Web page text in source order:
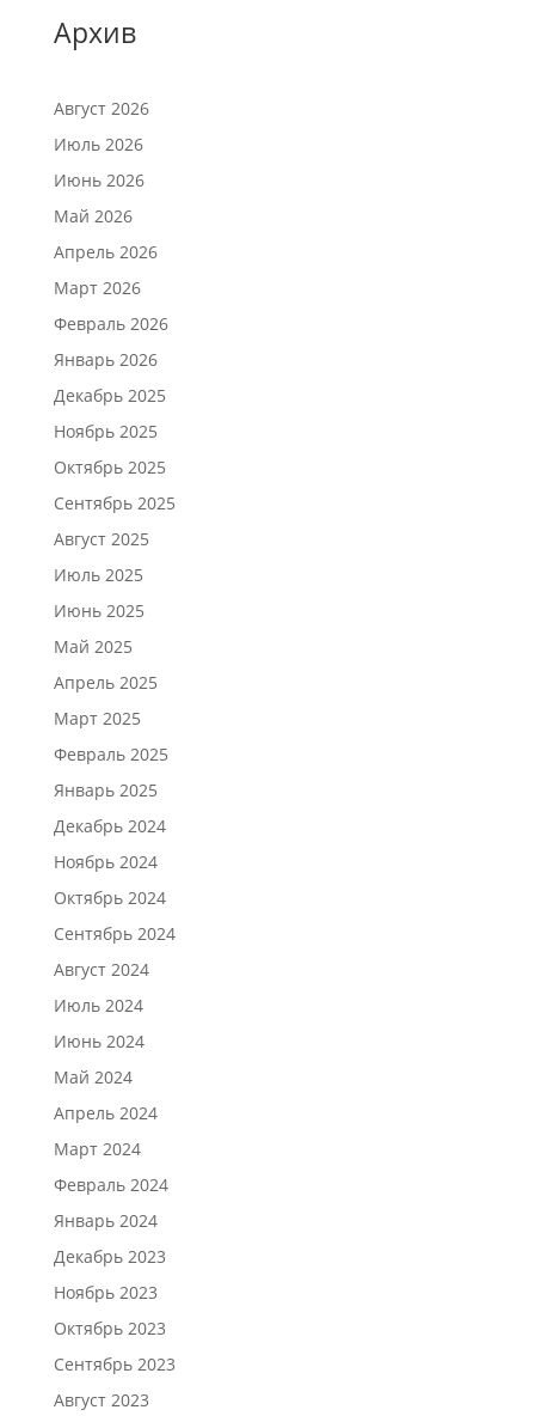
Архив
Август 2026
Июль 2026
Июнь 2026
Май 2026
Апрель 2026
Март 2026
Февраль 2026
Январь 2026
Декабрь 2025
Ноябрь 2025
Октябрь 2025
Сентябрь 2025
Август 2025
Июль 2025
Июнь 2025
Май 2025
Апрель 2025
Март 2025
Февраль 2025
Январь 2025
Декабрь 2024
Ноябрь 2024
Октябрь 2024
Сентябрь 2024
Август 2024
Июль 2024
Июнь 2024
Май 2024
Апрель 2024
Март 2024
Февраль 2024
Январь 2024
Декабрь 2023
Ноябрь 2023
Октябрь 2023
Сентябрь 2023
Август 2023